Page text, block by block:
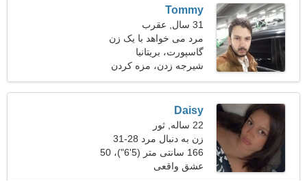
Tommy
31 سال, عقرب
مرد می خواهد با یک زن
ملاقات کند 26-28
گاسپورت، بریتانیا
شیرجه زدن، مزه کردن
شراب
Daisy
22 ساله, ثور
زن به دنبال مرد 28-31
166 سانتی متر (5'6")، 50
کیلوگرم (110 پوند)
عشق واقعی